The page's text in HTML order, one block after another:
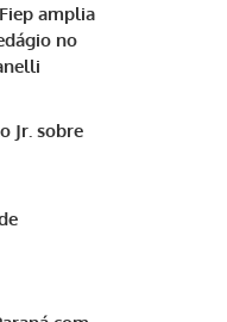
amplia
no
Jr. sobre